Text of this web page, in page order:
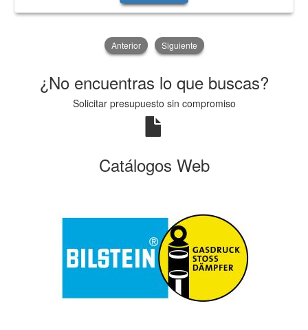
Anterior Siguiente
¿No encuentras lo que buscas?
Solicitar presupuesto sin compromiso
Catálogos Web